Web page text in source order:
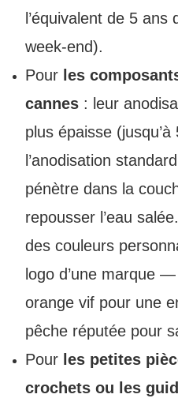
l’équivalent de 5
week-end).
Pour les
cannes: leur
plus épaisse
l’anodisation
pénètre dans la
repousser l’eau
des couleurs
logo d’une marque
orange vif pour une
pêche réputée pour
Pour les petites
crochets ou les